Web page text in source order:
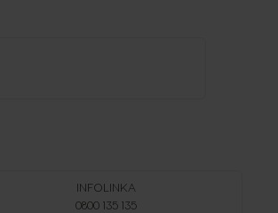
INFOLINKA
0800 135 135